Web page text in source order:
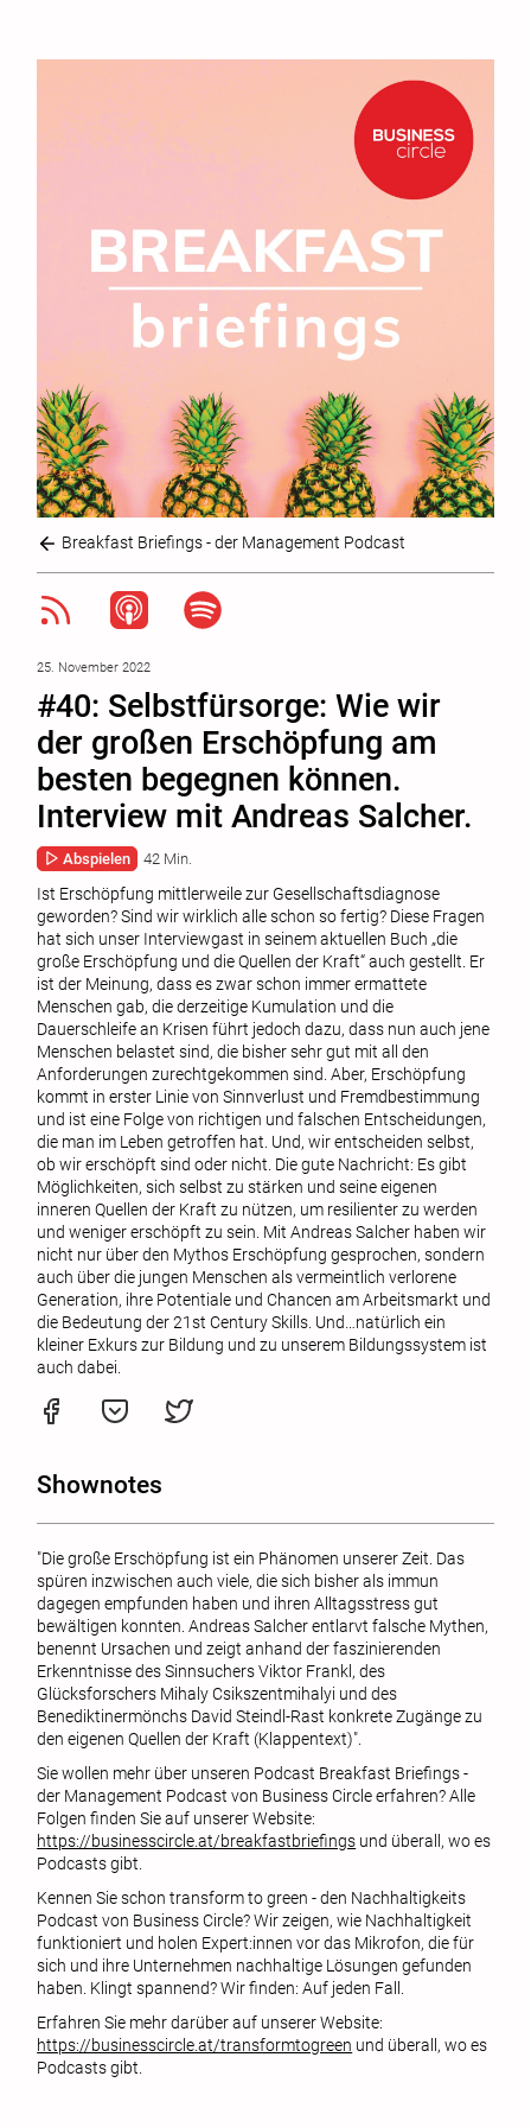
Breakfast Briefings - der Management Podcast
25. November 2022
#40: Selbstfürsorge: Wie wir
der großen Erschöpfung am
besten begegnen können.
Interview mit Andreas Salcher.
Abspielen 42 Min.
Ist Erschöpfung mittlerweile zur Gesellschaftsdiagnose
geworden? Sind wir wirklich alle schon so fertig? Diese Fragen
hat sich unser Interviewgast in seinem aktuellen Buch „die
große Erschöpfung und die Quellen der Kraft“ auch gestellt. Er
ist der Meinung, dass es zwar schon immer ermattete
Menschen gab, die derzeitige Kumulation und die
Dauerschleife an Krisen führt jedoch dazu, dass nun auch jene
Menschen belastet sind, die bisher sehr gut mit all den
Anforderungen zurechtgekommen sind. Aber, Erschöpfung
kommt in erster Linie von Sinnverlust und Fremdbestimmung
und ist eine Folge von richtigen und falschen Entscheidungen,
die man im Leben getroffen hat. Und, wir entscheiden selbst,
ob wir erschöpft sind oder nicht. Die gute Nachricht: Es gibt
Möglichkeiten, sich selbst zu stärken und seine eigenen
inneren Quellen der Kraft zu nützen, um resilienter zu werden
und weniger erschöpft zu sein. Mit Andreas Salcher haben wir
nicht nur über den Mythos Erschöpfung gesprochen, sondern
auch über die jungen Menschen als vermeintlich verlorene
Generation, ihre Potentiale und Chancen am Arbeitsmarkt und
die Bedeutung der 21st Century Skills. Und…natürlich ein
kleiner Exkurs zur Bildung und zu unserem Bildungssystem ist
auch dabei.
Shownotes
"Die große Erschöpfung ist ein Phänomen unserer Zeit. Das
spüren inzwischen auch viele, die sich bisher als immun
dagegen empfunden haben und ihren Alltagsstress gut
bewältigen konnten. Andreas Salcher entlarvt falsche Mythen,
benennt Ursachen und zeigt anhand der faszinierenden
Erkenntnisse des Sinnsuchers Viktor Frankl, des
Glücksforschers Mihaly Csikszentmihalyi und des
Benediktinermönchs David Steindl-Rast konkrete Zugänge zu
den eigenen Quellen der Kraft (Klappentext)".
Sie wollen mehr über unseren Podcast Breakfast Briefings -
der Management Podcast von Business Circle erfahren? Alle
Folgen finden Sie auf unserer Website:
https://businesscircle.at/breakfastbriefings und überall, wo es
Podcasts gibt.
Kennen Sie schon transform to green - den Nachhaltigkeits
Podcast von Business Circle? Wir zeigen, wie Nachhaltigkeit
funktioniert und holen Expert:innen vor das Mikrofon, die für
sich und ihre Unternehmen nachhaltige Lösungen gefunden
haben. Klingt spannend? Wir finden: Auf jeden Fall.
Erfahren Sie mehr darüber auf unserer Website:
https://businesscircle.at/transformtogreen und überall, wo es
Podcasts gibt.